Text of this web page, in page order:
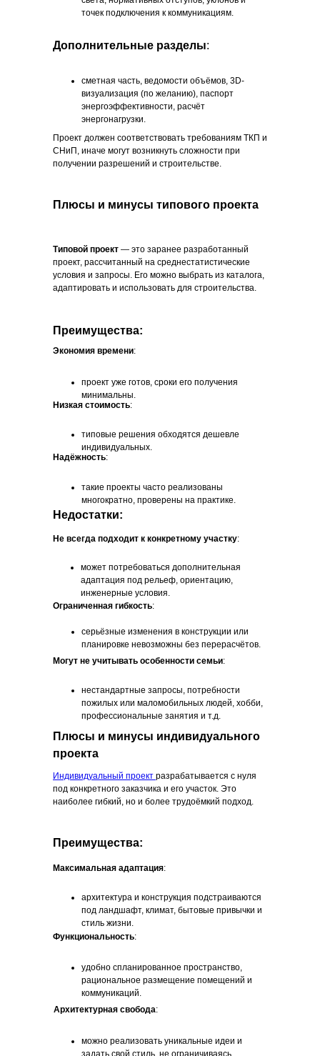
точек подключения к коммуникациям.
Дополнительные разделы:
сметная часть, ведомости объёмов, 3D-
визуализация (по желанию), паспорт
энергоэффективности, расчёт
энергонагрузки.
Проект должен соответствовать требованиям ТКП и
СНиП, иначе могут возникнуть сложности при
получении разрешений и строительстве.
Плюсы и минусы типового проекта
Типовой проект — это заранее разработанный
проект, рассчитанный на среднестатистические
условия и запросы. Его можно выбрать из каталога,
адаптировать и использовать для строительства.
Преимущества:
Экономия времени:
проект уже готов, сроки его получения
минимальны.
Низкая стоимость:
типовые решения обходятся дешевле
индивидуальных.
Надёжность:
такие проекты часто реализованы
многократно, проверены на практике.
Недостатки:
Не всегда подходит к конкретному участку:
может потребоваться дополнительная
адаптация под рельеф, ориентацию,
инженерные условия.
Ограниченная гибкость:
серьёзные изменения в конструкции или
планировке невозможны без перерасчётов.
Могут не учитывать особенности семьи:
нестандартные запросы, потребности
пожилых или маломобильных людей, хобби,
профессиональные занятия и т.д.
Плюсы и минусы индивидуального
проекта
Индивидуальный проект разрабатывается с нуля
под конкретного заказчика и его участок. Это
наиболее гибкий, но и более трудоёмкий подход.
Преимущества:
Максимальная адаптация:
архитектура и конструкция подстраиваются
под ландшафт, климат, бытовые привычки и
стиль жизни.
Функциональность:
удобно спланированное пространство,
рациональное размещение помещений и
коммуникаций.
Архитектурная свобода:
можно реализовать уникальные идеи и